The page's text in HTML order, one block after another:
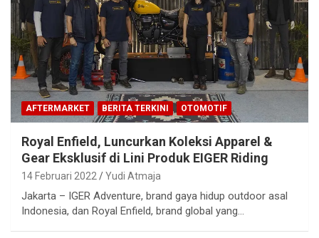
AFTERMARKET BERITA TERKINI OTOMOTIF
Royal Enfield, Luncurkan Koleksi Apparel &
Gear Eksklusif di Lini Produk EIGER Riding
14 Februari 2022 Yudi Atmaja
Jakarta – IGER Adventure, brand gaya hidup outdoor asal
Indonesia, dan Royal Enfield, brand global yang…